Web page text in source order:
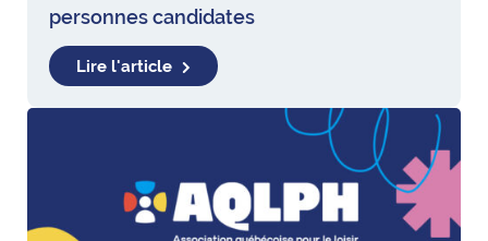
personnes candidates
Lire l'article